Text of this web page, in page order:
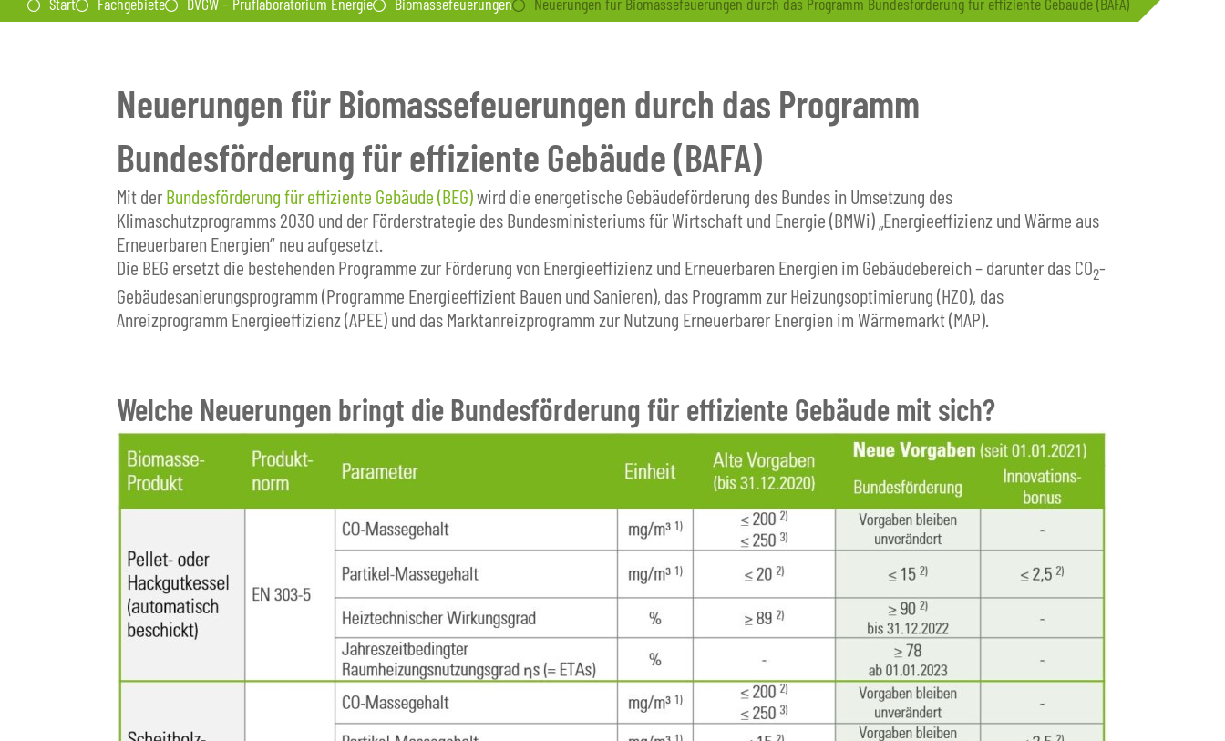
Neuerungen für Biomassefeuerungen durch das Programm
Bundesförderung für effiziente Gebäude (BAFA)
Mit derBundesförderung für effiziente Gebäude (BEG)wird die energetische Gebäudeförderung des Bundes in Umsetzung des
Klimaschutzprogramms 2030 und der Förderstrategie des Bundesministeriums für Wirtschaft und Energie (BMWi) „Energieeffizienz und Wärme aus
Erneuerbaren Energien“ neu aufgesetzt.
Die BEG ersetzt die bestehenden Programme zur Förderung von Energieeffizienz und Erneuerbaren Energien im Gebäudebereich – darunter das CO2-
Gebäudesanierungsprogramm (Programme Energieeffizient Bauen und Sanieren), das Programm zur Heizungsoptimierung (HZO), das
Anreizprogramm Energieeffizienz (APEE) und das Marktanreizprogramm zur Nutzung Erneuerbarer Energien im Wärmemarkt (MAP).
Welche Neuerungen bringt die Bundesförderung für effiziente Gebäude mit sich?